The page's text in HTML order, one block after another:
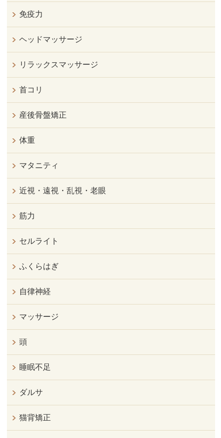
免疫力
ヘッドマッサージ
リラックスマッサージ
首コリ
産後骨盤矯正
体重
マタニティ
近視・遠視・乱視・老眼
筋力
セルライト
ふくらはぎ
自律神経
マッサージ
頭
睡眠不足
ダルサ
猫背矯正